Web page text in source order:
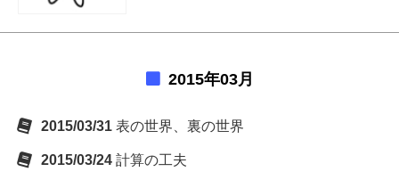
2015年03月
2015/03/31 表の世界、裏の世界
2015/03/24 計算の工夫